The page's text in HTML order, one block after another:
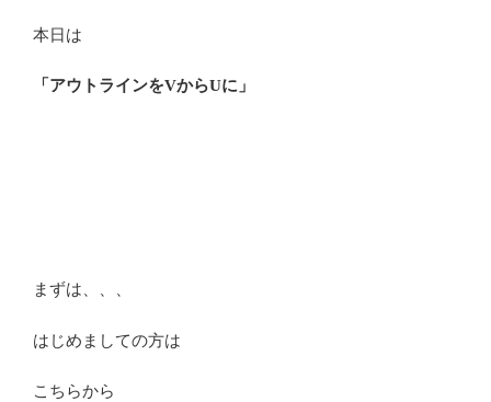
本日は
「アウトラインをVからUに」
まずは、、、
はじめましての方は
こちらから